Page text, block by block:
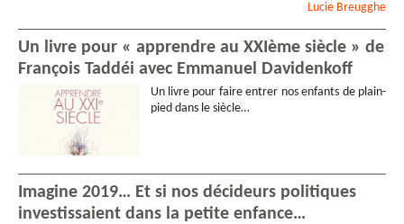
Lucie Breugghe
Un livre pour « apprendre au XXIème siècle » de
François Taddéi avec Emmanuel Davidenkoff
Un livre pour faire entrer nos enfants de plain-
pied dans le siècle…
Imagine 2019… Et si nos décideurs politiques
investissaient dans la petite enfance…